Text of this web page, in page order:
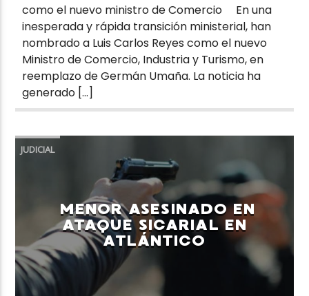
como el nuevo ministro de Comercio En una
inesperada y rápida transición ministerial, han
nombrado a Luis Carlos Reyes como el nuevo
Ministro de Comercio, Industria y Turismo, en
reemplazo de Germán Umaña. La noticia ha
generado […]
JUDICIAL
MENOR ASESINADO EN
ATAQUE SICARIAL EN
ATLÁNTICO